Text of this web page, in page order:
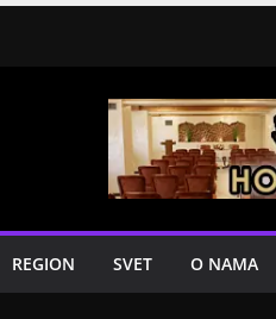
REGION SVET O NAMA